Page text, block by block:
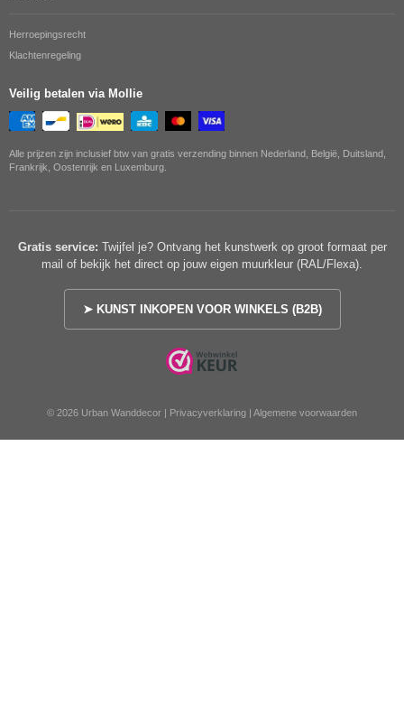
Herroepingsrecht
Klachtenregeling
Veilig betalen via Mollie
Alle prijzen zijn inclusief btw van gratis verzending binnen Nederland, België, Duitsland,
Frankrijk, Oostenrijk en Luxemburg.
Gratis service: Twijfel je? Ontvang het kunstwerk op groot formaat per
mail of bekijk het direct op jouw eigen muurkleur (RAL/Flexa).
➤ KUNST INKOPEN VOOR WINKELS (B2B)
© 2026 Urban Wanddecor | Privacyverklaring | Algemene voorwaarden